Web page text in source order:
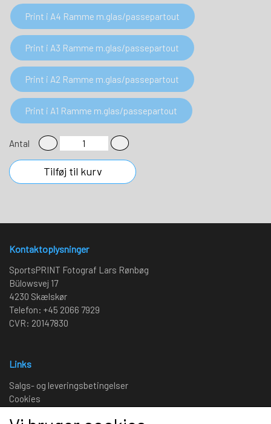
Print i A4 Ramme m.glas/passepartout
Print i A3 Ramme m.glas/passepartout
Print i A2 Ramme m.glas/passepartout
Print i A1 Ramme m.glas/passepartout
Antal
Tilføj til kurv
Kontaktoplysninger
SportsPRINT Fotograf Lars Rønbøg
Bülowsvej 17
4230 Skælskør
Telefon: +45 2066 7929
CVR: 20147830
Links
Salgs- og leveringsbetingelser
Cookies